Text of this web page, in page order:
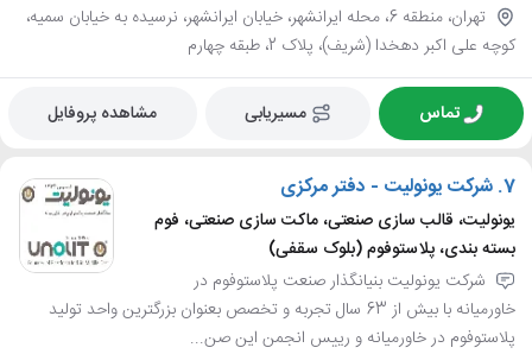
تهران، منطقه 6، محله ایرانشهر، خیابان ایرانشهر، نرسیده به خیابان سمیه،
کوچه علی اکبر دهخدا (شریف)، پلاک 2، طبقه چهارم
تماس مسیریابی مشاهده پروفایل
7. شرکت یونولیت - دفتر مرکزی
یونولیت، قالب سازی صنعتی، ماکت سازی صنعتی، فوم
بسته بندی، پلاستوفوم (بلوک سقفی)
شرکت یونولیت بنیانگذار صنعت پلاستوفوم در
خاورمیانه با بیش از 63 سال تجربه و تخصص بعنوان بزرگترین واحد تولید
پلاستوفوم در خاورمیانه و رییس انجمن این صن...